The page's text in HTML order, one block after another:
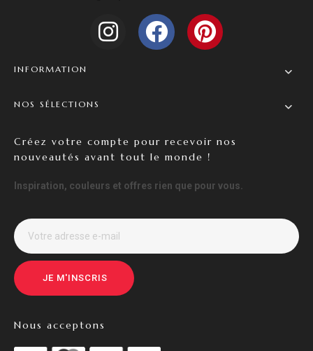
INFORMATION
NOS SÉLECTIONS
Créez votre compte pour recevoir nos
nouveautés avant tout le monde !
Inspiration, couleurs et offres rien que pour vous.
JE M'INSCRIS
Nous acceptons